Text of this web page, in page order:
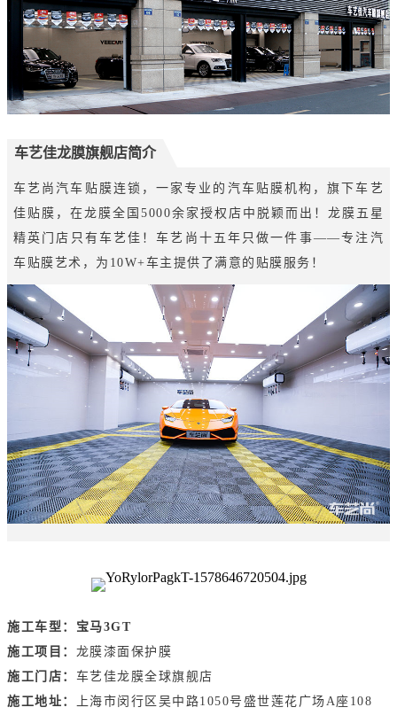
车艺佳龙膜旗舰店简介
车艺尚汽车贴膜连锁，一家专业的汽车贴膜机构，旗下车艺
佳贴膜，在龙膜全国5000余家授权店中脱颖而出！龙膜五星
精英门店只有车艺佳！车艺尚十五年只做一件事——专注汽
车贴膜艺术，为10W+车主提供了满意的贴膜服务！
施工车型：宝马3GT
施工项目： 龙膜漆面保护膜
施工门店： 车艺佳龙膜全球旗舰店
施工地址：
上海市闵行区吴中路1050号盛世莲花广场A座108